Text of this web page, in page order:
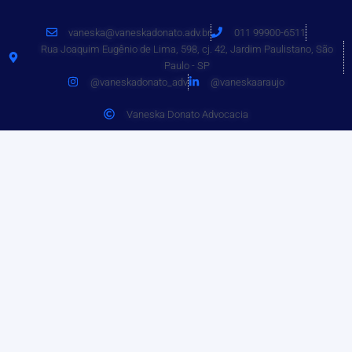
vaneska@vaneskadonato.adv.br
011 99900-6511
Rua Joaquim Eugênio de Lima, 598, cj. 42, Jardim Paulistano, São
Paulo - SP
@vaneskadonato_adv
@vaneskaaraujo
Vaneska Donato Advocacia